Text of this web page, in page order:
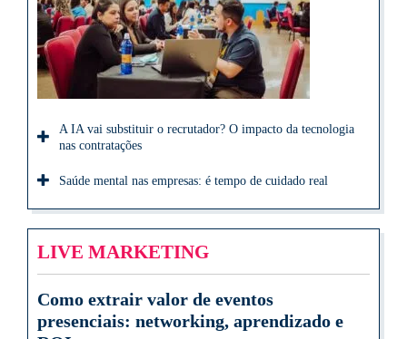
A IA vai substituir o recrutador? O impacto da tecnologia
nas contratações
Saúde mental nas empresas: é tempo de cuidado real
LIVE MARKETING
Como extrair valor de eventos
presenciais: networking, aprendizado e